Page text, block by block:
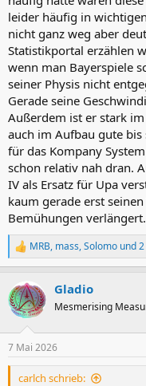
leider häufig in
nicht ganz weg aber
Statistikportal erzählen
wenn man Bayerspiele
seiner Physis nicht
Gerade seine
Außerdem ist er stark
auch im Aufbau gute
für das Kompany
schon relativ nah dran.
IV als Ersatz für Upa
kaum gerade erst
Bemühungen verlängert.
R
e
k
t
i
e
n
MRB, mass,Solomo und
Gladio
Mesmerising
7 Mai 2026
carlch schrieb: